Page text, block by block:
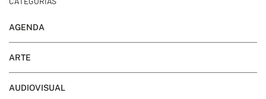
AGENDA
ARTE
AUDIOVISUAL